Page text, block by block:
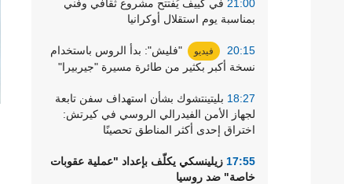
21:00 في كييف يُفتتح مشروع ثقافي وفني
بمناسبة يوم استقلال أوكرانيا
20:15 فيديو
"فليش": بدأ الروس باستخدام
نسخة أكبر بكثير من طائرة مسيرة "جيربيرا"
18:27 بليتينتشوك بشأن استهداف سفن تابعة
لجهاز الأمن الفيدرالي الروسي في كيرتش:
اختراق إحدى أكثر المناطق تحصينًا
17:55 زيلينسكي يكلّف بإعداد "عملية عقوبات
خاصة" ضد روسيا